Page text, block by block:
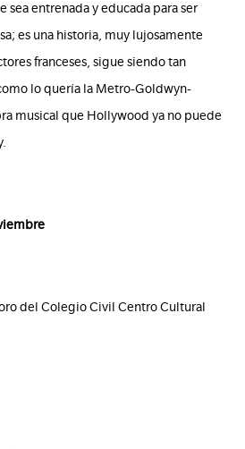
sea entrenada y educada para ser
es una historia, muy lujosamente
franceses, sigue siendo tan
lo quería la Metro-Goldwyn-
musical que Hollywood ya no puede
del Colegio Civil Centro Cultural